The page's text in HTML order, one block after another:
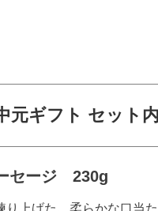
元ギフト セット
セージ 230g
り上げた、柔らかな口当